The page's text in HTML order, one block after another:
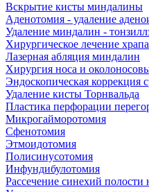
Вскрытие кисты миндалины
Аденотомия - удаление
Удаление миндалин -
Хирургическое лечение
Лазерная абляция миндалин
Хирургия носа и
Эндоскопическая коррекция
Удаление кисты Торнвальда
Пластика перфорации
Микрогайморотомия
Сфенотомия
Этмоидотомия
Полисинусотомия
Инфундибулотомия
Рассечение синехий полости